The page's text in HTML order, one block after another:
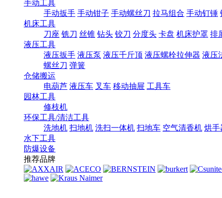
手动工具
手动扳手 手动钳子 手动螺丝刀 拉马组合 手动钉锤
机床工具
刀座 铣刀 丝锥 钻头 铰刀 分度头 卡盘 机床护罩 排
液压工具
液压扳手 液压泵 液压千斤顶 液压螺栓拉伸器 液压
螺丝刀 弹簧
仓储搬运
电葫芦 液压车 叉车 移动抽屉 工具车
园林工具
修枝机
环保工具/清洁工具
洗地机 扫地机 洗扫一体机 扫地车 空气清香机 烘手
水下工具
防爆设备
推荐品牌